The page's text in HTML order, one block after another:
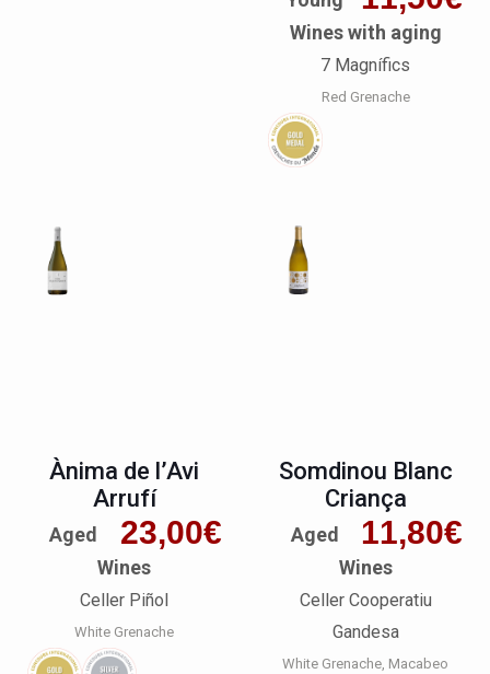
Wines with aging
7 Magnífics
Red Grenache
Ànima de l’Avi
Arrufí
23,00€
Aged
Wines
Celler Piñol
White Grenache
Somdinou Blanc
Criança
11,80€
Aged
Wines
Celler Cooperatiu
Gandesa
White Grenache Macabeo